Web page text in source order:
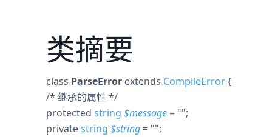
类摘要
class ParseError extends CompileError{
/* 继承的属性 */
protected string $message = "";
privatestring $string = "";